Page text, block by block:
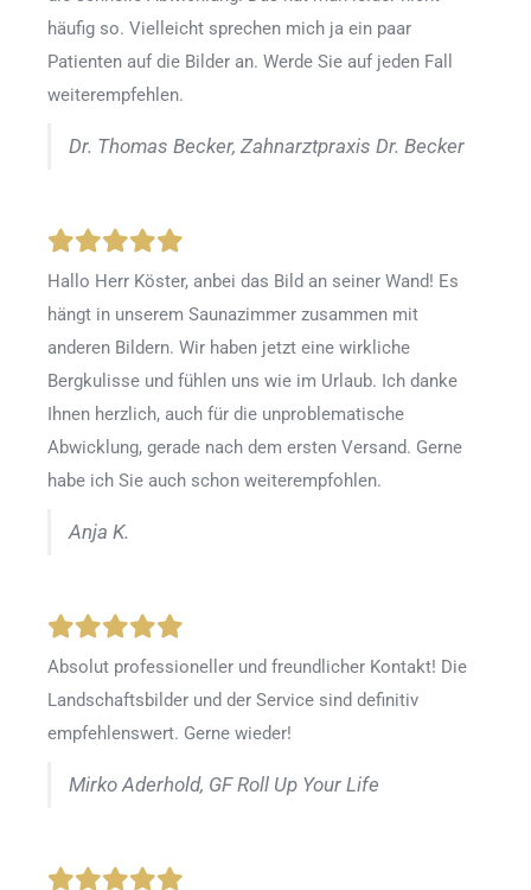
häufig so. Vielleicht sprechen mich ja ein paar
Patienten auf die Bilder an. Werde Sie auf jeden Fall
weiterempfehlen.
Dr. Thomas Becker, Zahnarztpraxis Dr. Becker
Hallo Herr Köster, anbei das Bild an seiner Wand! Es
hängt in unserem Saunazimmer zusammen mit
anderen Bildern. Wir haben jetzt eine wirkliche
Bergkulisse und fühlen uns wie im Urlaub. Ich danke
Ihnen herzlich, auch für die unproblematische
Abwicklung, gerade nach dem ersten Versand. Gerne
habe ich Sie auch schon weiterempfohlen.
Anja K.
Absolut professioneller und freundlicher Kontakt! Die
Landschaftsbilder und der Service sind definitiv
empfehlenswert. Gerne wieder!
Mirko Aderhold, GF Roll Up Your Life